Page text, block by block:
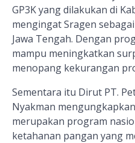
GP3K yang dilakukan di
mengingat Sragen
Jawa Tengah. Dengan
mampu meningkatkan
menopang kekurangan
Sementara itu Dirut PT.
Nyakman
merupakan program
ketahanan pangan yang